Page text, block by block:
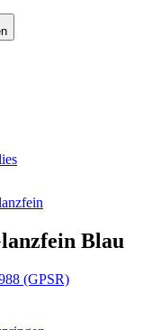
Blau
(GPSR)